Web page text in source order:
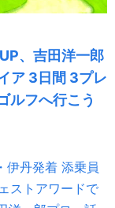
、吉田洋一郎
ア 3日間 3プレ
ルフへ行こう
伊丹発着 添乗員
ストアワードで